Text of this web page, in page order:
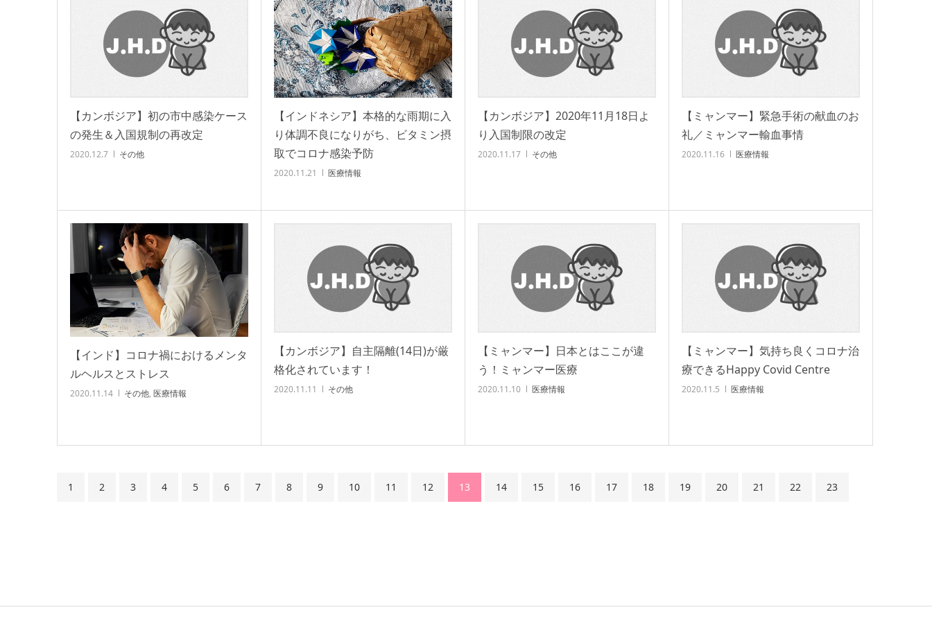
【カンボジア】初の市中感染ケース
の発生＆入国規制の再改定
2020.12.7 その他
【インドネシア】本格的な雨期に入
り体調不良になりがち、ビタミン摂
取でコロナ感染予防
2020.11.21 医療情報
【カンボジア】2020年11月18日よ
り入国制限の改定
2020.11.17 その他
【ミャンマー】緊急手術の献血のお
礼／ミャンマー輸血事情
2020.11.16 医療情報
【インド】コロナ禍におけるメンタ
ルヘルスとストレス
2020.11.14 その他, 医療情報
【カンボジア】自主隔離(14日)が厳
格化されています！
2020.11.11 その他
【ミャンマー】日本とはここが違
う！ミャンマー医療
2020.11.10 医療情報
【ミャンマー】気持ち良くコロナ治
療できるHappy Covid Centre
2020.11.5 医療情報
1 2 3 4 5 6 7 8 9 10 11 12 13 14 15 16 17 18 19 20 21 22 23